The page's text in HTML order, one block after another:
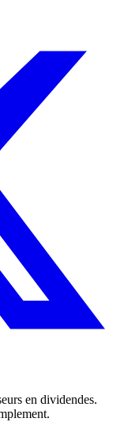
en dividendes.